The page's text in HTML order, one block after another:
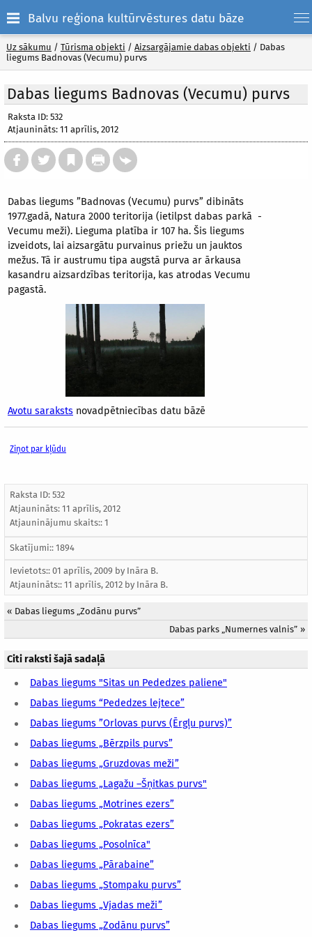
Balvu reģiona kultūrvēstures datu bāze
Uz sākumu / Tūrisma objekti / Aizsargājamie dabas objekti / Dabas
liegums Badnovas (Vecumu) purvs
Dabas liegums Badnovas (Vecumu) purvs
Raksta ID: 532
Atjaunināts: 11 aprīlis, 2012
Dabas liegums ”Badnovas (Vecumu) purvs” dibināts
1977.gadā, Natura 2000 teritorija (ietilpst dabas parkā -
Vecumu meži). Lieguma platība ir 107 ha. Šis liegums
izveidots, lai aizsargātu purvainus priežu un jauktos
mežus. Tā ir austrumu tipa augstā purva ar ārkausa
kasandru aizsardzības teritorija, kas atrodas Vecumu
pagastā.
Avotu saraksts novadpētniecības datu bāzē
Ziņot par kļūdu
Raksta ID: 532
Atjaunināts: 11 aprīlis, 2012
Atjauninājumu skaits:: 1
Skatījumi:: 1894
Ievietots:: 01 aprīlis, 2009 by Ināra B.
Atjaunināts:: 11 aprīlis, 2012 by Ināra B.
« Dabas liegums „Zodānu purvs”
Dabas parks „Numernes valnis” »
Citi raksti šajā sadaļā
Dabas liegums "Sitas un Pededzes paliene"
Dabas liegums “Pededzes lejtece”
Dabas liegums ”Orlovas purvs (Ērgļu purvs)”
Dabas liegums „Bērzpils purvs”
Dabas liegums „Gruzdovas meži”
Dabas liegums „Lagažu –Šņitkas purvs"
Dabas liegums „Motrines ezers”
Dabas liegums „Pokratas ezers”
Dabas liegums „Posolnīca"
Dabas liegums „Pārabaine”
Dabas liegums „Stompaku purvs”
Dabas liegums „Vjadas meži”
Dabas liegums „Zodānu purvs”